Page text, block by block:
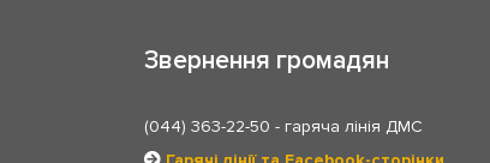
Звернення громадян
(044) 363-22-50 - гаряча лінія ДМС